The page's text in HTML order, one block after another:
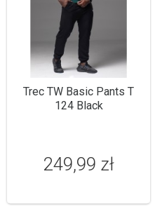
Trec TW Basic Pants T
124 Black
249,99 zł